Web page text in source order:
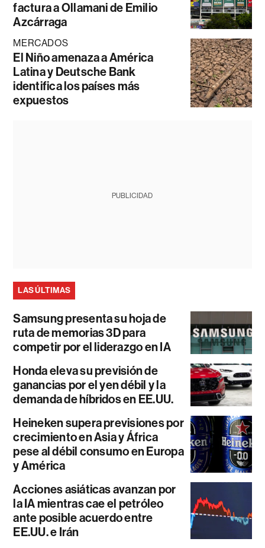
factura a Ollamani de Emilio
Azcárraga
MERCADOS
El Niño amenaza a América
Latina y Deutsche Bank
identifica los países más
expuestos
PUBLICIDAD
LAS ÚLTIMAS
Samsung presenta su hoja de
ruta de memorias 3D para
competir por el liderazgo en IA
Honda eleva su previsión de
ganancias por el yen débil y la
demanda de híbridos en EE.UU.
Heineken supera previsiones por
crecimiento en Asia y África
pese al débil consumo en Europa
y América
Acciones asiáticas avanzan por
la IA mientras cae el petróleo
ante posible acuerdo entre
EE.UU. e Irán